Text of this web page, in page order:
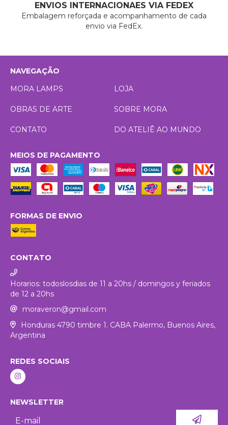
ENVIOS INTERNACIONAES VIA FEDEX
Embalagem reforçada e acompanhamento de cada
envio via FedEx.
NAVEGAÇÃO
MORA LAMPS
LOJA
OBRAS DE ARTE SOBRE MORA
CONTATO DO ATELIÊ AO MUNDO
MEIOS DE PAGAMENTO
FORMAS DE ENVIO
CONTATO
Horarios: todoslosdias de 11 a 20hs / domingos y feriados
de 12 a 20hs
moraveron@gmail.com
Honduras 4790 timbre 1. CABA Palermo, Buenos Aires,
Argentina
REDES SOCIAIS
NEWSLETTER